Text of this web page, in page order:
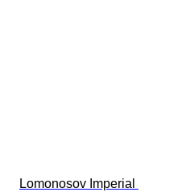
Lomonosov Imperial